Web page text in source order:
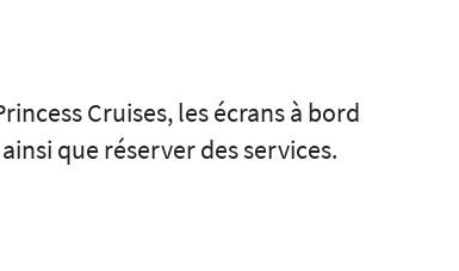
Cruises, les écrans à bord
que réserver des services.